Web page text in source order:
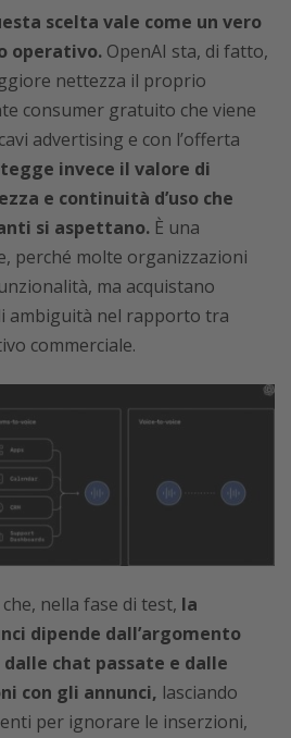
scelta vale come un vero
operativo. OpenAI sta, di fatto,
nettezza il proprio
consumer gratuito che viene
advertising e con l’offerta
invece il valore di
e continuità d’uso che
si aspettano. È una
perché molte organizzazioni
ma acquistano
ambiguità nel rapporto tra
commerciale.
nella fase di test, la
dipende dall’argomento
chat passate e dalle
con gli annunci, lasciando
per ignorare le inserzioni,